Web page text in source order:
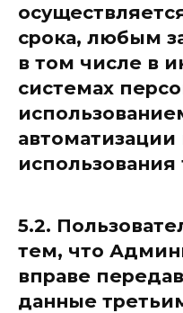
срока, любым
в том числе в
системах
автоматизации
использования
5.2.
тем, что
вправе
данные